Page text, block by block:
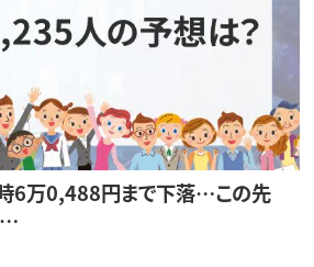
6万0,488円まで下落…この先